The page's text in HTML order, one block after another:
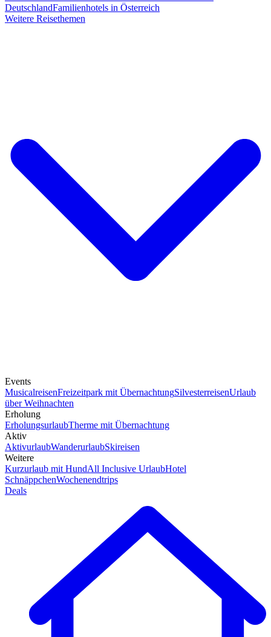
DeutschlandFamilienhotels in Österreich
Weitere Reisethemen
Events
MusicalreisenFreizeitpark mit ÜbernachtungSilvesterreisenUrlaub
über Weihnachten
Erholung
ErholungsurlaubTherme mit Übernachtung
Aktiv
AktivurlaubWanderurlaubSkireisen
Weitere
Kurzurlaub mit HundAll Inclusive UrlaubHotel
SchnäppchenWochenendtrips
Deals